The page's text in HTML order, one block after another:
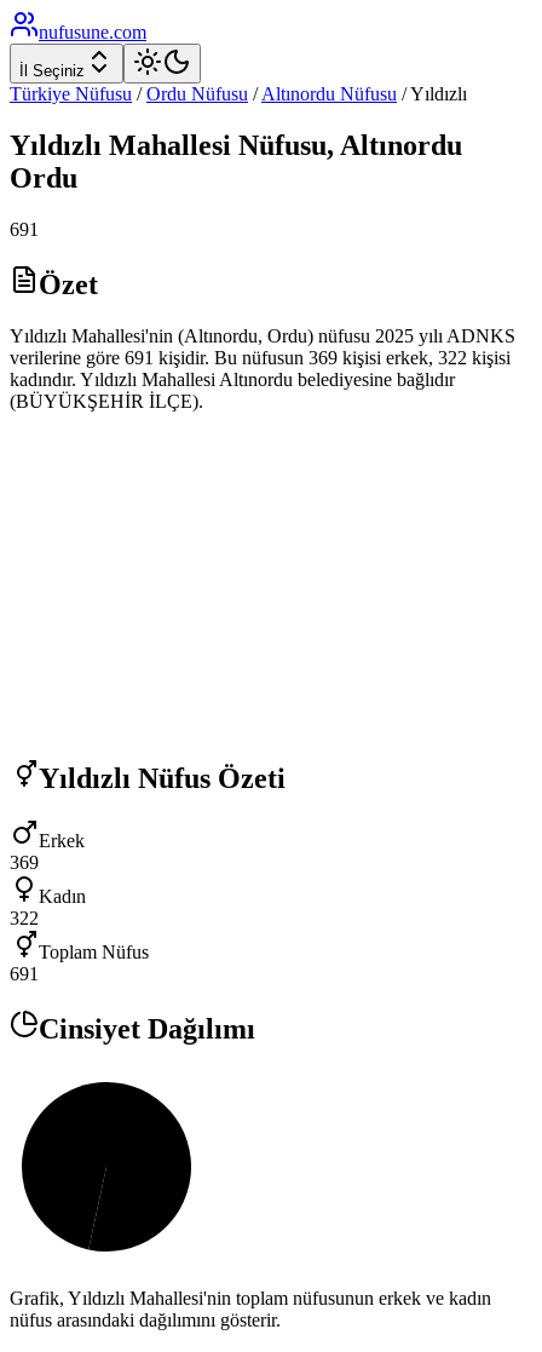
nufusune.com
İl Seçiniz
Türkiye Nüfusu / Ordu Nüfusu / Altınordu Nüfusu /Yıldızlı
Yıldızlı Mahallesi Nüfusu, Altınordu
Ordu
691
Özet
Yıldızlı Mahallesi'nin (Altınordu, Ordu) nüfusu 2025 yılı ADNKS
verilerine göre 691 kişidir. Bu nüfusun 369 kişisi erkek, 322 kişisi
kadındır. Yıldızlı Mahallesi Altınordu belediyesine bağlıdır
(BÜYÜKŞEHİR İLÇE).
Yıldızlı Nüfus Özeti
Erkek
369
Kadın
322
Toplam Nüfus
691
Cinsiyet Dağılımı
Grafik, Yıldızlı Mahallesi'nin toplam nüfusunun erkek ve kadın
nüfus arasındaki dağılımını gösterir.